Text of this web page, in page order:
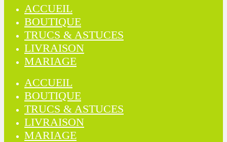
ACCUEIL
BOUTIQUE
TRUCS & ASTUCES
LIVRAISON
MARIAGE
ACCUEIL
BOUTIQUE
TRUCS & ASTUCES
LIVRAISON
MARIAGE